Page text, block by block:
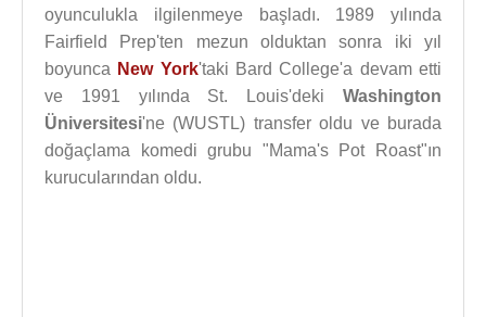
oyunculukla ilgilenmeye başladı. 1989 yılında
Fairfield Prep'ten mezun olduktan sonra iki yıl
boyunca New York'taki Bard College'a devam etti
ve 1991 yılında St. Louis'deki Washington
Üniversitesi'ne (WUSTL) transfer oldu ve burada
doğaçlama komedi grubu "Mama's Pot Roast"ın
kurucularından oldu.